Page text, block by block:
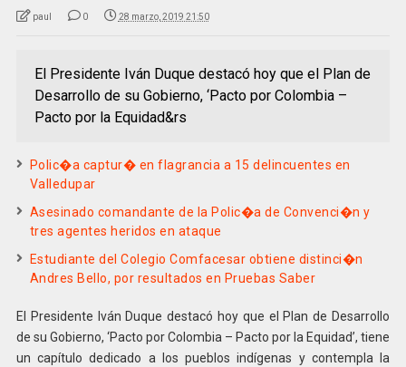
paul 0 28 marzo, 2019 21:50
El Presidente Iván Duque destacó hoy que el Plan de
Desarrollo de su Gobierno, ‘Pacto por Colombia –
Pacto por la Equidad&rs
Polic�a captur� en flagrancia a 15 delincuentes en
Valledupar
Asesinado comandante de la Polic�a de Convenci�n y
tres agentes heridos en ataque
Estudiante del Colegio Comfacesar obtiene distinci�n
Andres Bello, por resultados en Pruebas Saber
El Presidente Iván Duque destacó hoy que el Plan de Desarrollo
de su Gobierno, ‘Pacto por Colombia – Pacto por la Equidad’, tiene
un capítulo dedicado a los pueblos indígenas y contempla la